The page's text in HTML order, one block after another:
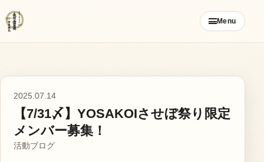
ン
テ
Menu
お知らせ
ブログ
2025.07.14
【7/31〆】YOSAKOIさせぼ祭り限定
メンバー募集！
活動ブログ